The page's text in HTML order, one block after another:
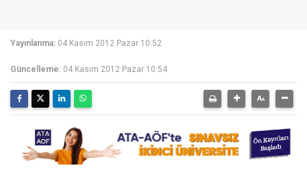
Yayınlanma: 04 Kasım 2012 Pazar 10:52
Güncelleme: 04 Kasım 2012 Pazar 10:54